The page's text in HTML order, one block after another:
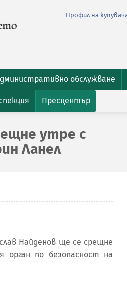
Профил на
обслужване
Пресцентър
утре с
Ланел
Найденов ще се срещне
орган по безопасност на